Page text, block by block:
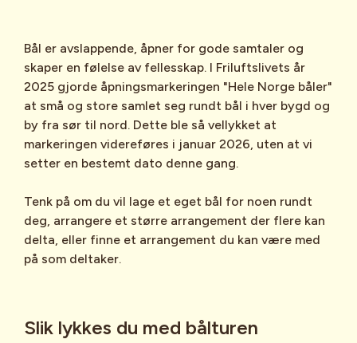
Bål er avslappende, åpner for gode samtaler og
skaper en følelse av fellesskap. I Friluftslivets år
2025 gjorde åpningsmarkeringen "Hele Norge båler"
at små og store samlet seg rundt bål i hver bygd og
by fra sør til nord. Dette ble så vellykket at
markeringen videreføres i januar 2026, uten at vi
setter en bestemt dato denne gang.
Tenk på om du vil lage et eget bål for noen rundt
deg, arrangere et større arrangement der flere kan
delta, eller finne et arrangement du kan være med
på som deltaker.
Slik lykkes du med bålturen